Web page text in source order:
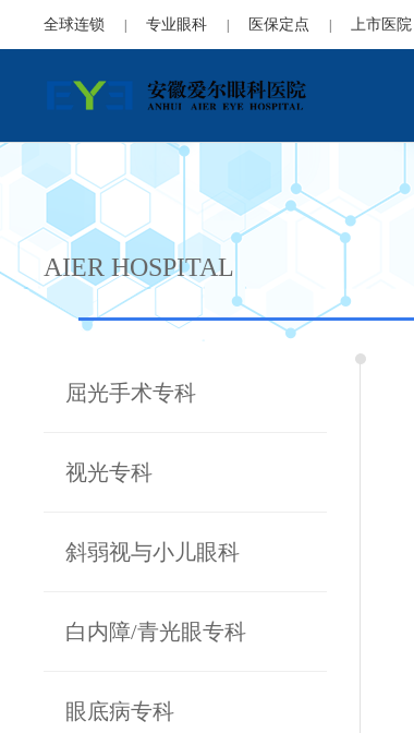
全球连锁 | 专业眼科 | 医保定点 | 上市医院
AIER HOSPITAL
屈光手术专科
视光专科
斜弱视与小儿眼科
白内障/青光眼专科
眼底病专科